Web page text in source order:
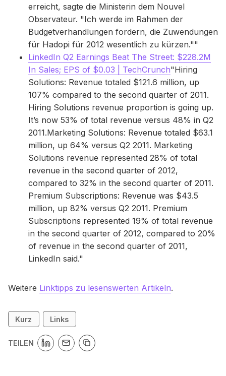
erreicht, sagte die Ministerin dem Nouvel
Observateur. "Ich werde im Rahmen der
Budgetverhandlungen fordern, die Zuwendungen
für Hadopi für 2012 wesentlich zu kürzen.""
LinkedIn Q2 Earnings Beat The Street: $228.2M
In Sales; EPS of $0.03 | TechCrunch"Hiring
Solutions: Revenue totaled $121.6 million, up
107% compared to the second quarter of 2011.
Hiring Solutions revenue proportion is going up.
It’s now 53% of total revenue versus 48% in Q2
2011.Marketing Solutions: Revenue totaled $63.1
million, up 64% versus Q2 2011. Marketing
Solutions revenue represented 28% of total
revenue in the second quarter of 2012,
compared to 32% in the second quarter of 2011.
Premium Subscriptions: Revenue was $43.5
million, up 82% versus Q2 2011. Premium
Subscriptions represented 19% of total revenue
in the second quarter of 2012, compared to 20%
of revenue in the second quarter of 2011,
LinkedIn said."
Weitere Linktipps zu lesenswerten Artikeln.
Kurz Links
TEILEN